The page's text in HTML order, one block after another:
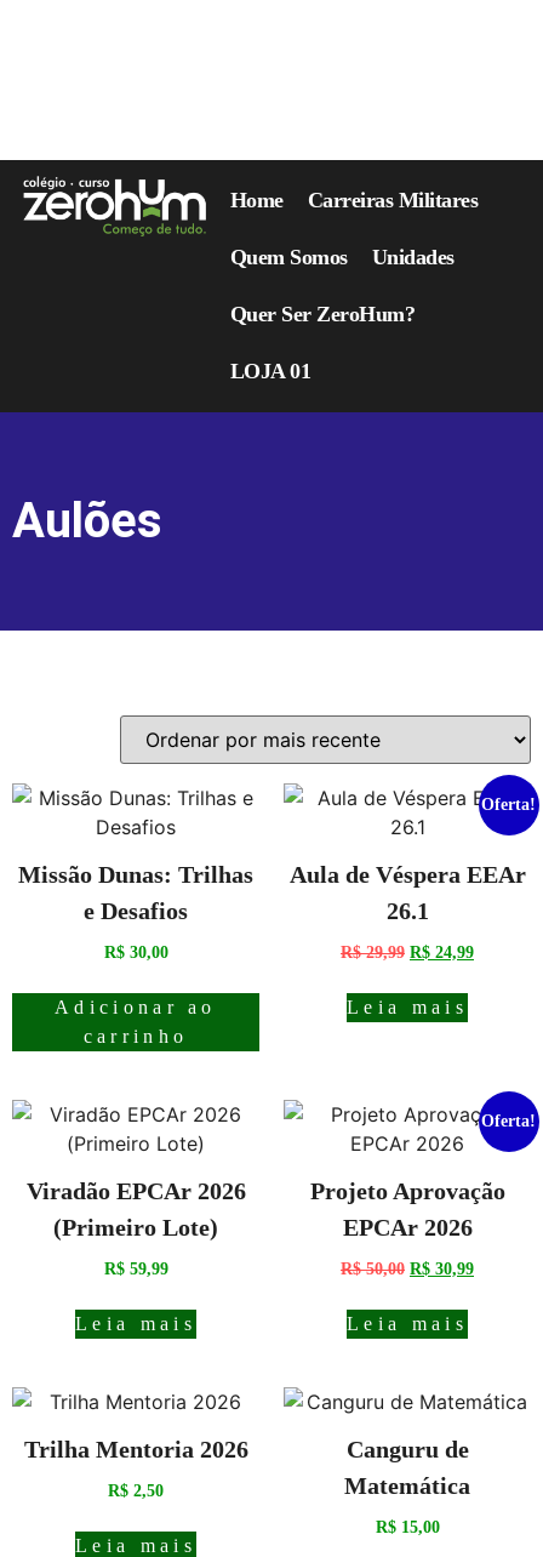
Home Carreiras Militares
Quem Somos Unidades
Quer Ser ZeroHum?
LOJA 01
Aulões
Missão Dunas: Trilhas
e Desafios
R$30,00
Adicionar ao
carrinho
Oferta!
Aula de Véspera EEAr
26.1
R$29,99 R$ 24,99
Leia mais
Viradão EPCAr 2026
(Primeiro Lote)
R$59,99
Leia mais
Oferta!
Projeto Aprovação
EPCAr 2026
R$50,00 R$ 30,99
Leia mais
Trilha Mentoria 2026
R$ 2,50
Leia mais
Canguru de
Matemática
R$15,00